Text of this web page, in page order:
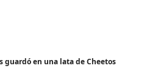
guardó en una lata de Cheetos